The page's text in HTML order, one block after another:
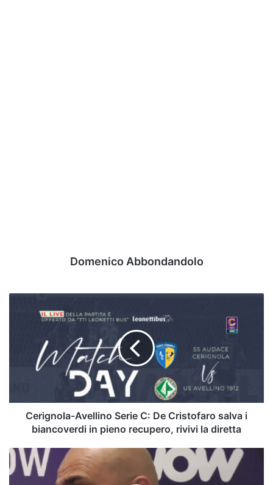
Domenico Abbondandolo
Cristofaro
biancoverdi
rivivi
la
diretta
Cerignola-Avellino Serie C: De Cristofaro salva i
biancoverdi in pieno recupero, rivivi la diretta
Biancolino:
"Pareggio
amaro.